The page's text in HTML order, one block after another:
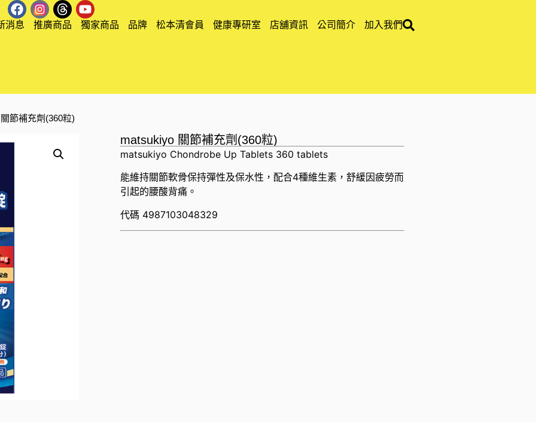
消息 推廣商品 獨家商品 品牌 松本清會員 健康專研室 店舖資訊 公司簡介 加入我們
節補充劑(360粒)
matsukiyo 關節補充劑(360粒)
matsukiyo Chondrobe Up Tablets 360 tablets
能維持關節軟骨保持彈性及保水性，配合4種維生素，舒緩因疲勞而
引起的腰酸背痛。
代碼 4987103048329